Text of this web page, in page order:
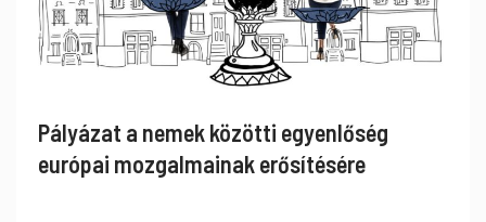
Pályázat a nemek közötti egyenlőség
európai mozgalmainak erősítésére